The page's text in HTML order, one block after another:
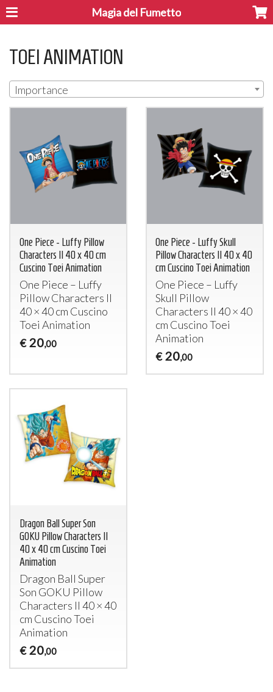
Magia del Fumetto
TOEI ANIMATION
Importance
One Piece - Luffy Pillow
Characters II 40 x 40 cm
Cuscino Toei Animation
One Piece – Luffy
Pillow Characters II
40 × 40 cm Cuscino
Toei Animation
€ 20,00
One Piece - Luffy Skull
Pillow Characters II 40 x 40
cm Cuscino Toei Animation
One Piece – Luffy
Skull Pillow
Characters II 40 × 40
cm Cuscino Toei
Animation
€ 20,00
Dragon Ball Super Son
GOKU Pillow Characters II
40 x 40 cm Cuscino Toei
Animation
Dragon Ball Super
Son GOKU Pillow
Characters II 40 × 40
cm Cuscino Toei
Animation
€ 20,00